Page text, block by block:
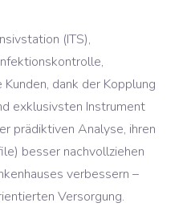
(ITS),
dank der Kopplung
exklusivsten Instrument
prädiktiven Analyse, ihren
besser nachvollziehen
verbessern –
Versorgung.